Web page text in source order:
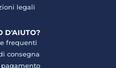
legali
D'AIUTO?
frequenti
consegna